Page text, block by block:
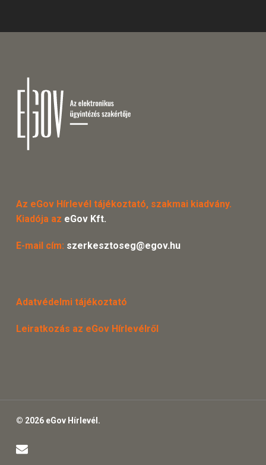
Az eGov Hírlevél tájékoztató, szakmai kiadvány.
Kiadója az eGov Kft.
E-mail cím: szerkesztoseg@egov.hu
Adatvédelmi tájékoztató
Leiratkozás az eGov Hírlevélről
© 2026 eGov Hírlevél.
email